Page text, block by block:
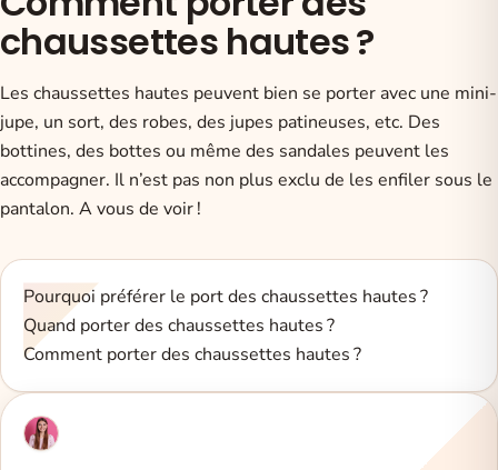
chaussettes hautes ?
Les chaussettes hautes peuvent bien se porter avec une mini-
jupe, un sort, des robes, des jupes patineuses, etc. Des
bottines, des bottes ou même des sandales peuvent les
accompagner. Il n’est pas non plus exclu de les enfiler sous le
pantalon. A vous de voir !
Pourquoi préférer le port des chaussettes hautes ?
Quand porter des chaussettes hautes ?
Comment porter des chaussettes hautes ?